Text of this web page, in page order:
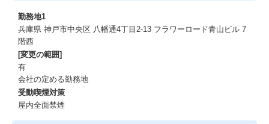
勤務地1
兵庫県 神戸市中央区 八幡通4丁目2-13 フラワーロード青山ビル 7
階西
[変更の範囲]
有
会社の定める勤務地
受動喫煙対策
屋内全面禁煙